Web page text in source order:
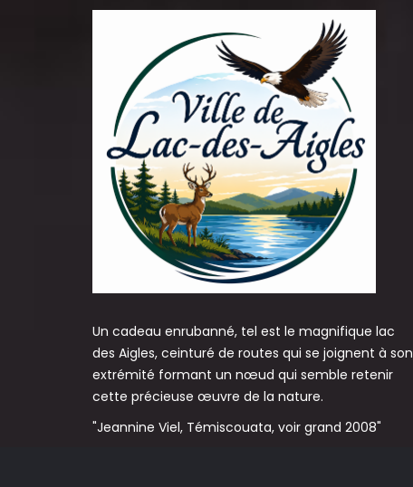
Un cadeau enrubanné, tel est le magnifique lac
des Aigles, ceinturé de routes qui se joignent à son
extrémité formant un nœud qui semble retenir
cette précieuse œuvre de la nature.
"Jeannine Viel, Témiscouata, voir grand 2008"